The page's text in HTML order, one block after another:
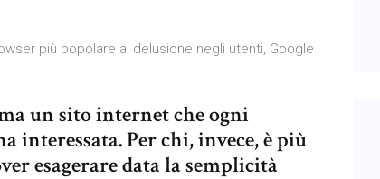
più popolare al delusione negli utenti, Google
un sito internet che ogni
interessata. Per chi, invece, è più
esagerare data la semplicità